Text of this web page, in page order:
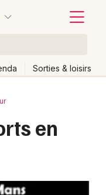
Sorties & loisirs
en